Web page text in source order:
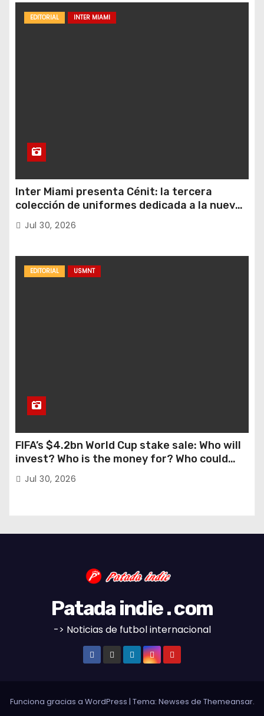
EDITORIAL INTER MIAMI
Inter Miami presenta Cénit: la tercera
colección de uniformes dedicada a la nueva
casa y al logro del club en nuevas alturas
Jul 30, 2026
EDITORIAL USMNT
FIFA’s $4.2bn World Cup stake sale: Who will
invest? Who is the money for? Who could
stop this?
Jul 30, 2026
Patada indie . com
-> Noticias de futbol internacional
Funciona gracias a WordPress | Tema: Newses de Themeansar.